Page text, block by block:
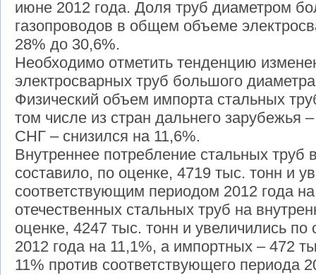
июне 2012 года. Доля труб диаметром
газопроводов в общем объеме
28% до 30,6%.
Необходимо отметить тенденцию
электросварных труб большого
Физический объем импорта стальных
том числе из стран дальнего зарубежья
СНГ – снизился на 11,6%.
Внутреннее потребление стальных труб
составило, по оценке, 4719 тыс. тонн и
соответствующим периодом 2012 года
отечественных стальных труб на
оценке, 4247 тыс. тонн и увеличились по
2012 года на 11,1%, а импортных – 472
11% против соответствующего периода